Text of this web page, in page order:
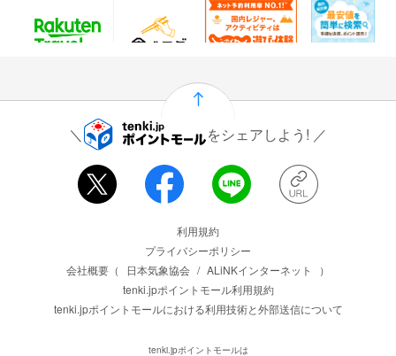
通常：50ポイント
1.5%還元 915ポイント
をシェアしよう!
利用規約
プライバシーポリシー
会社概要（
日本気象協会 / ALiNKインターネット
）
tenki.jpポイントモール利用規約
tenki.jpポイントモールにおける利用技術と外部送信について
tenki.jpポイントモールは